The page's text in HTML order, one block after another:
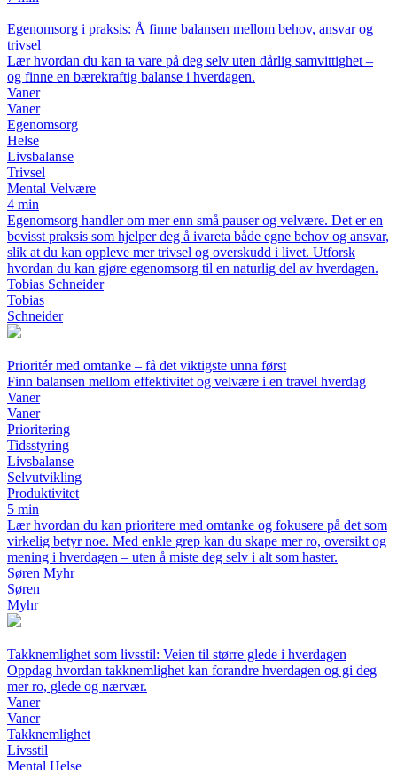
Egenomsorg i praksis: Å finne balansen mellom behov, ansvar og
trivsel
Lær hvordan du kan ta vare på deg selv uten dårlig samvittighet –
og finne en bærekraftig balanse i hverdagen.
Vaner
Vaner
Egenomsorg
Helse
Livsbalanse
Trivsel
Mental Velvære
4 min
Egenomsorg handler om mer enn små pauser og velvære. Det er en
bevisst praksis som hjelper deg å ivareta både egne behov og ansvar,
slik at du kan oppleve mer trivsel og overskudd i livet. Utforsk
hvordan du kan gjøre egenomsorg til en naturlig del av hverdagen.
Tobias Schneider
Tobias
Schneider
Prioritér med omtanke – få det viktigste unna først
Finn balansen mellom effektivitet og velvære i en travel hverdag
Vaner
Vaner
Prioritering
Tidsstyring
Livsbalanse
Selvutvikling
Produktivitet
5 min
Lær hvordan du kan prioritere med omtanke og fokusere på det som
virkelig betyr noe. Med enkle grep kan du skape mer ro, oversikt og
mening i hverdagen – uten å miste deg selv i alt som haster.
Søren Myhr
Søren
Myhr
Takknemlighet som livsstil: Veien til større glede i hverdagen
Oppdag hvordan takknemlighet kan forandre hverdagen og gi deg
mer ro, glede og nærvær.
Vaner
Vaner
Takknemlighet
Livsstil
Mental Helse